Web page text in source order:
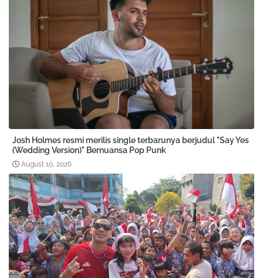
Josh Holmes resmi merilis single terbarunya berjudul "Say Yes
(Wedding Version)" Bernuansa Pop Punk
August 10, 2026